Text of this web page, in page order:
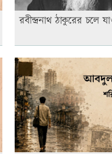
রবীন্দ্রনাথ ঠাকুরের চলে